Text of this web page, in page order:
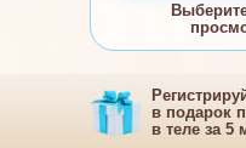
в подарок
в теле за 5